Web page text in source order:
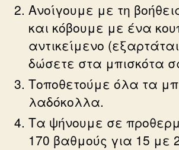
Ανοίγουμε με τη
και κόβουμε με ένα
αντικείμενο
δώσετε στα μπισκότα
Τοποθετούμε όλα τα
λαδόκολλα.
Τα ψήνουμε σε
170 βαθμούς για 15 με